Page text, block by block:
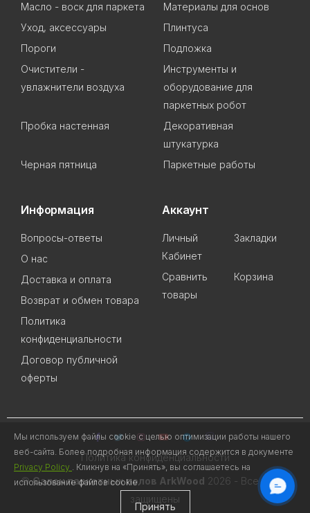
Масло - воск для паркета
Материалы для основ
Уход, аксессуары
Плинтуса
Пороги
Подложка
Очистители -
увлажнители воздуха
Инструменты и
оборудование для
паркетных робот
Пробка настенная
Декоративная
штукатурка
Черная пятница
Паркетные работы
Информация
Вопросы-ответы
О нас
Доставка и оплата
Возврат и обмен товара
Политика
конфиденциальности
Договор публичной
оферты
Аккаунт
Личный
Кабинет
Закладки
Сравнить
товары
Корзина
©Салон паркетных полов ArkWood 2026 - Все права
защищены
Политика конфиденциальности
Мы используем файлы cookie с целью оптимизации работы нашего
веб-сайта. Более подробная информация содержится в документе
Privacy Policy . Кликнув на «Принять», вы соглашаетесь на
использование файлов cookie.
Принять
ОНЛАЙН ЧАТ